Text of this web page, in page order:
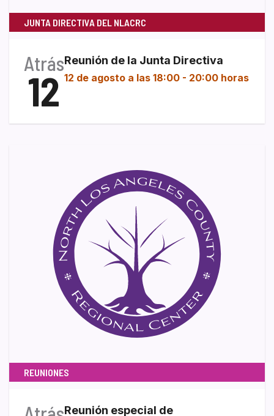
JUNTA DIRECTIVA DEL NLACRC
Atrás
12
Reunión de la Junta Directiva
12 de agosto a las 18:00 - 20:00 horas
REUNIONES
Reunión especial de